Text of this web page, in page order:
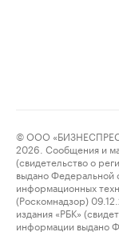
© ООО
2026. Сообщения и
(свидетельство о
выдано Федеральной
информационных
(Роскомнадзор)
издания «РБК»
информации выдано